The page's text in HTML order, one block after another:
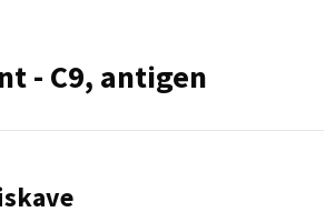
- C9, antigen